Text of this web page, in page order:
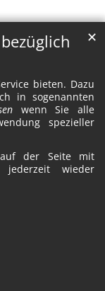
bieten. Dazu
in sogenannten
wenn Sie alle
spezieller
auf der Seite mit
jederzeit wieder
✕